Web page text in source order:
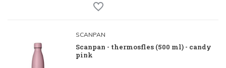
SCANPAN
Scanpan - thermosfles (500 ml) - candy
pink